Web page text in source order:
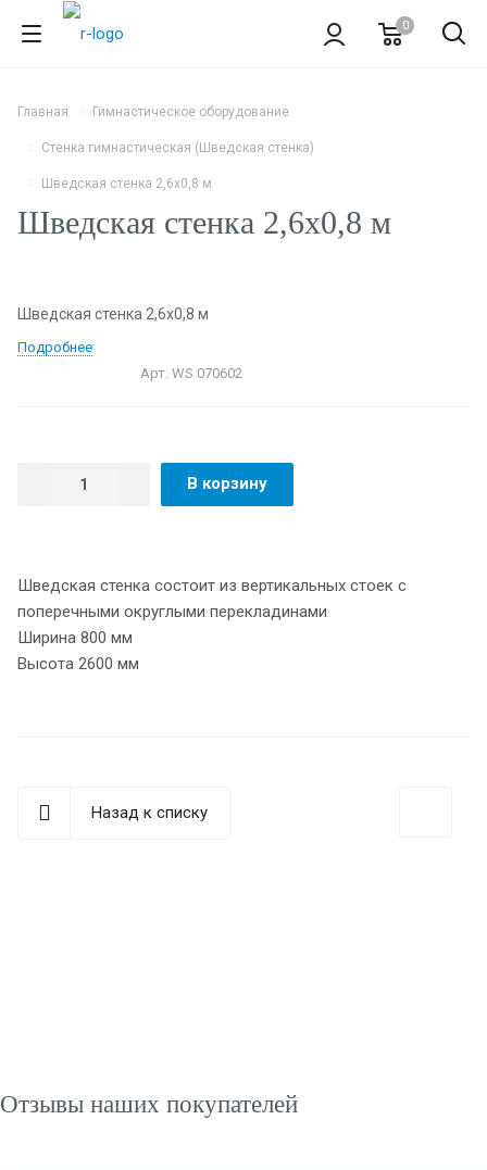
0
Главная Гимнастическое оборудование
Стенка гимнастическая (Шведская стенка)
Шведская стенка 2,6х0,8 м
Шведская стенка 2,6х0,8 м
Шведская стенка 2,6х0,8 м
Подробнее
Арт. WS 070602
В корзину
Шведская стенка состоит из вертикальных стоек с
поперечными округлыми перекладинами
Ширина 800 мм
Высота 2600 мм
Назад к списку
Отзывы наших покупателей